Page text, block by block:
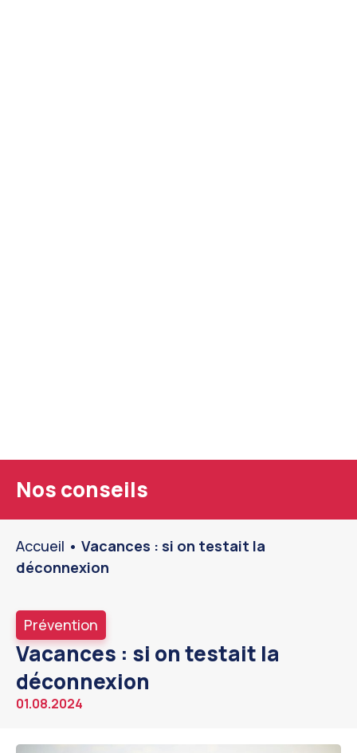
Nos conseils
Accueil • Vacances : si on testait la
déconnexion
Prévention
Vacances : si on testait la
déconnexion
01.08.2024